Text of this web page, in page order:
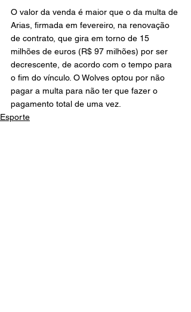
O valor da venda é maior que o da multa de
Arias, firmada em fevereiro, na renovação
de contrato, que gira em torno de 15
milhões de euros (R$ 97 milhões) por ser
decrescente, de acordo com o tempo para
o fim do vínculo. O Wolves optou por não
pagar a multa para não ter que fazer o
pagamento total de uma vez.
Esporte